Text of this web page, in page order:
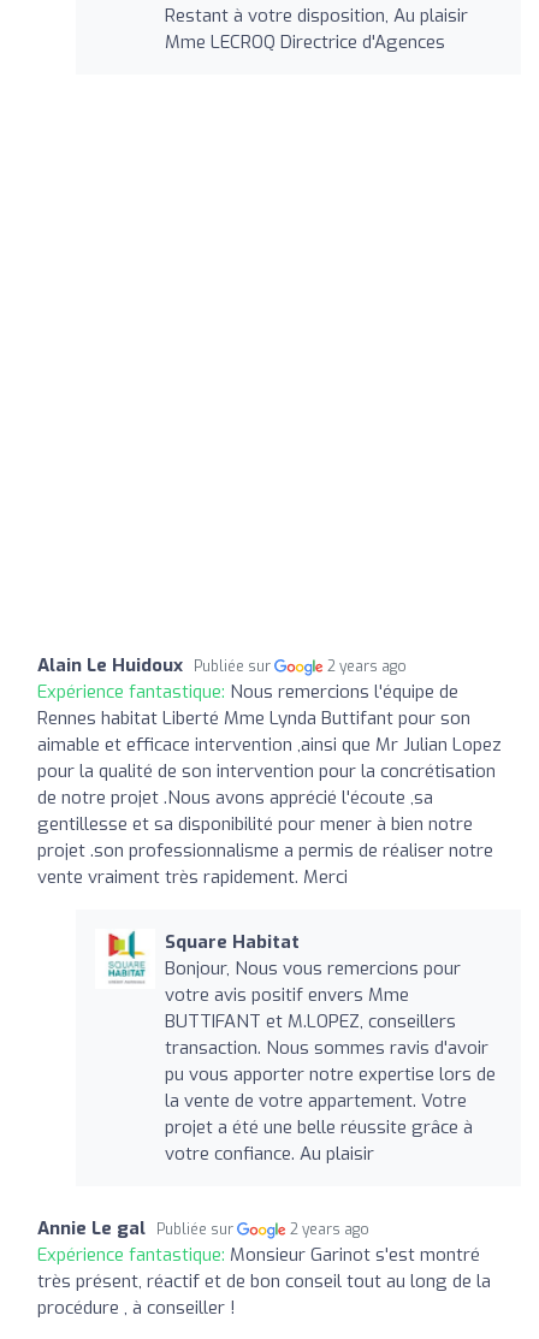
Restant à votre disposition, Au plaisir
Mme LECROQ Directrice d'Agences
Alain Le Huidoux Publiée sur 2 years ago
Expérience fantastique: Nous remercions l'équipe de
Rennes habitat Liberté Mme Lynda Buttifant pour son
aimable et efficace intervention ,ainsi que Mr Julian Lopez
pour la qualité de son intervention pour la concrétisation
de notre projet .Nous avons apprécié l'écoute ,sa
gentillesse et sa disponibilité pour mener à bien notre
projet .son professionnalisme a permis de réaliser notre
vente vraiment très rapidement. Merci
Square Habitat
Bonjour, Nous vous remercions pour
votre avis positif envers Mme
BUTTIFANT et M.LOPEZ, conseillers
transaction. Nous sommes ravis d'avoir
pu vous apporter notre expertise lors de
la vente de votre appartement. Votre
projet a été une belle réussite grâce à
votre confiance. Au plaisir
Annie Le gal Publiée sur 2 years ago
Expérience fantastique: Monsieur Garinot s'est montré
très présent, réactif et de bon conseil tout au long de la
procédure , à conseiller !